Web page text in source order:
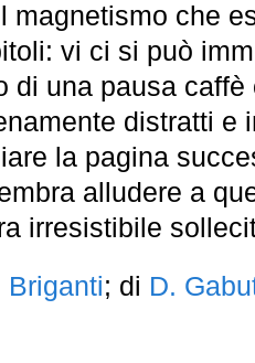
magnetismo che
vi ci si può
di una pausa
distratti e
la pagina
alludere a
irresistibile
Briganti; di D.